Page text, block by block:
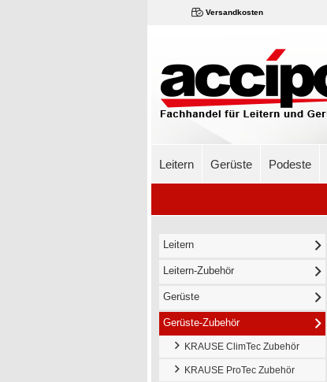
Versandkosten
Leitern Gerüste Podeste
Leitern
Leitern-Zubehör
Gerüste
Gerüste-Zubehör
KRAUSE ClimTec Zubehör
KRAUSE ProTec Zubehör